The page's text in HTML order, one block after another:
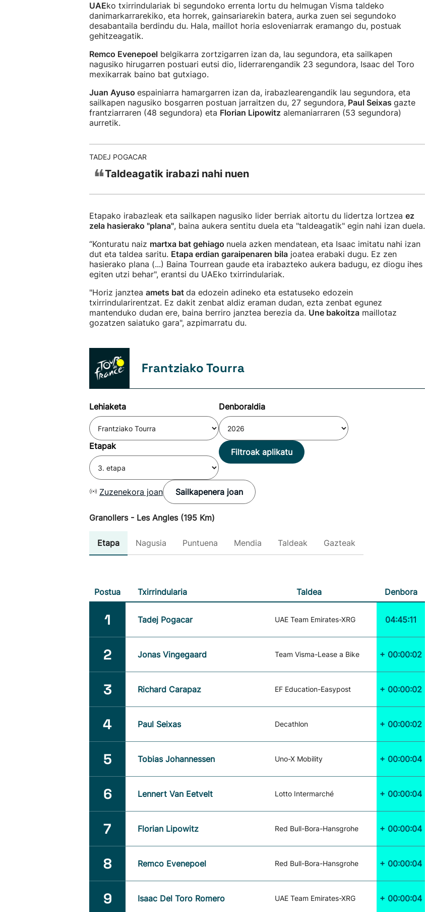
UAEko txirrindulariak bi segundoko errenta lortu du helmugan Visma taldeko
danimarkarrarekiko, eta horrek, gainsariarekin batera, aurka zuen sei segundoko
desabantaila berdindu du. Hala, maillot horia esloveniarrak eramango du, postuak
gehitzeagatik.
Remco Evenepoel belgikarra zortzigarren izan da, lau segundora, eta sailkapen
nagusiko hirugarren postuari eutsi dio, liderrarengandik 23 segundora, Isaac del Toro
mexikarrak baino bat gutxiago.
Juan Ayuso espainiarra hamargarren izan da, irabazlearengandik lau segundora, eta
sailkapen nagusiko bosgarren postuan jarraitzen du, 27 segundora, Paul Seixas gazte
frantziarraren (48 segundora) eta Florian Lipowitz alemaniarraren (53 segundora)
aurretik.
TADEJ POGACAR
❝Taldeagatik irabazi nahi nuen
Etapako irabazleak eta sailkapen nagusiko lider berriak aitortu du lidertza lortzea ez
zela hasierako "plana", baina aukera sentitu duela eta "taldeagatik" egin nahi izan duela.
“Konturatu naiz martxa bat gehiago nuela azken mendatean, eta Isaac imitatu nahi izan
dut eta taldea saritu. Etapa erdian garaipenaren bila joatea erabaki dugu. Ez zen
hasierako plana (...) Baina Tourrean gaude eta irabazteko aukera badugu, ez diogu ihes
egiten utzi behar", erantsi du UAEko txirrindulariak.
"Horiz janztea amets bat da edozein adineko eta estatuseko edozein
txirrindularirentzat. Ez dakit zenbat aldiz eraman dudan, ezta zenbat egunez
mantenduko dudan ere, baina berriro janztea berezia da. Une bakoitza maillotaz
gozatzen saiatuko gara", azpimarratu du.
Frantziako Tourra
Lehiaketa Denboraldia
Etapak
Filtroak aplikatu
Zuzenekora joan Sailkapenera joan
Granollers - Les Angles (195 Km)
Etapa Nagusia Puntuena Mendia Taldeak Gazteak
Postua Txirrindularia Taldea Denbora
1 Tadej Pogacar UAE Team Emirates-XRG 04:45:11
2 Jonas Vingegaard Team Visma-Lease a Bike + 00:00:02
3 Richard Carapaz EF Education-Easypost + 00:00:02
4 Paul Seixas Decathlon + 00:00:02
5 Tobias Johannessen Uno-X Mobility + 00:00:04
6 Lennert Van Eetvelt Lotto Intermarché + 00:00:04
7 Florian Lipowitz Red Bull-Bora-Hansgrohe + 00:00:04
8 Remco Evenepoel Red Bull-Bora-Hansgrohe + 00:00:04
9 Isaac Del Toro Romero UAE Team Emirates-XRG + 00:00:04